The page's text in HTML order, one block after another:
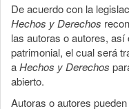
De acuerdo con la
Hechos y Derechos
las autoras o autores,
patrimonial, el cual será
aHechos y Derechos
abierto.
Autoras o autores